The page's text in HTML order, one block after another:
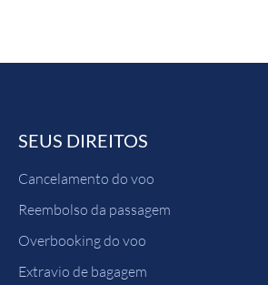
SEUS DIREITOS
Cancelamento do voo
Reembolso da passagem
Overbooking do voo
Extravio de bagagem